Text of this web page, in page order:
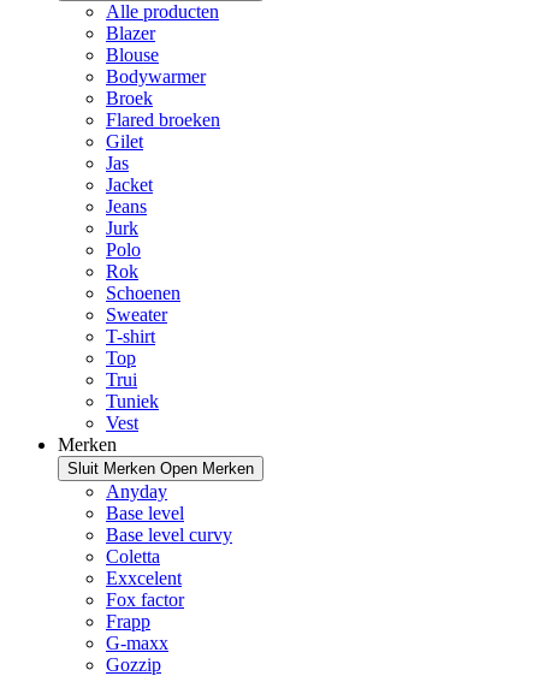
Alle producten
Blazer
Blouse
Bodywarmer
Broek
Flared broeken
Gilet
Jas
Jacket
Jeans
Jurk
Polo
Rok
Schoenen
Sweater
T-shirt
Top
Trui
Tuniek
Vest
Merken
Sluit Merken Open Merken
Anyday
Base level
Base level curvy
Coletta
Exxcelent
Fox factor
Frapp
G-maxx
Gozzip